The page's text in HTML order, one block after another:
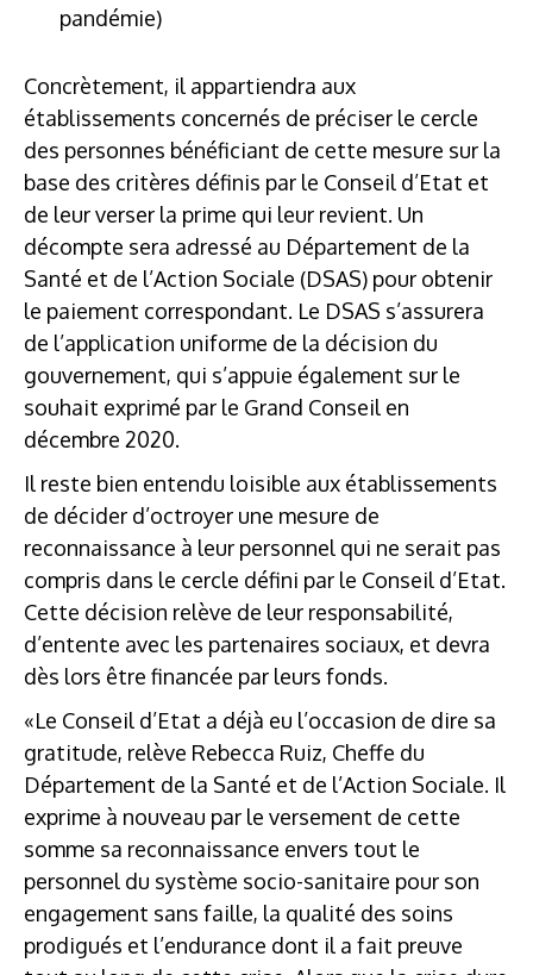
pandémie)
Concrètement, il appartiendra aux
établissements concernés de préciser le cercle
des personnes bénéficiant de cette mesure sur la
base des critères définis par le Conseil d’Etat et
de leur verser la prime qui leur revient. Un
décompte sera adressé au Département de la
Santé et de l’Action Sociale (DSAS) pour obtenir
le paiement correspondant. Le DSAS s’assurera
de l’application uniforme de la décision du
gouvernement, qui s’appuie également sur le
souhait exprimé par le Grand Conseil en
décembre 2020.
Il reste bien entendu loisible aux établissements
de décider d’octroyer une mesure de
reconnaissance à leur personnel qui ne serait pas
compris dans le cercle défini par le Conseil d’Etat.
Cette décision relève de leur responsabilité,
d’entente avec les partenaires sociaux, et devra
dès lors être financée par leurs fonds.
«Le Conseil d’Etat a déjà eu l’occasion de dire sa
gratitude, relève Rebecca Ruiz, Cheffe du
Département de la Santé et de l’Action Sociale. Il
exprime à nouveau par le versement de cette
somme sa reconnaissance envers tout le
personnel du système socio-sanitaire pour son
engagement sans faille, la qualité des soins
prodigués et l’endurance dont il a fait preuve